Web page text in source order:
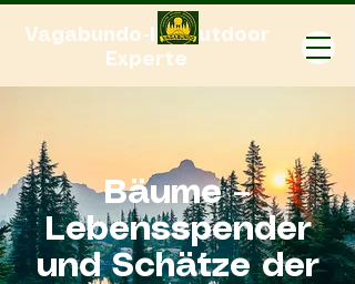
Vagabundo-Ihr Outdoor
Experte
Bäume –
Lebensspender
und Schätze der